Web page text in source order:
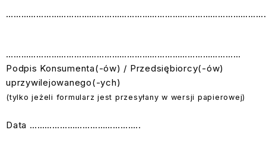
…………………………………………………………………………………
Podpis Konsumenta(-ów) / Przedsiębiorcy(-ów)
uprzywilejowanego(-ych)
(tylko jeżeli formularz jest przesyłany w wersji papierowej)
Data ……………………………………..